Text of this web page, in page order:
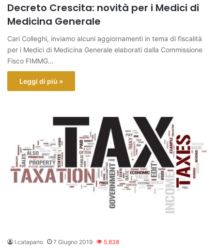
Decreto Crescita: novità per i Medici di
Medicina Generale
Cari Colleghi, inviamo alcuni aggiornamenti in tema di fiscalità
per i Medici di Medicina Generale elaborati dalla Commissione
Fisco FIMMG…
Leggi di più »
l.catapano 7 Giugno 2019 5.838